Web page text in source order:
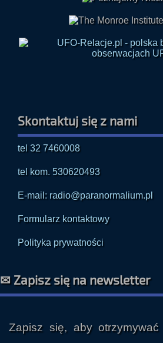
tel 32 7460008
tel kom. 530620493
E-mail: radio@paranormalium.pl
Formularz kontaktowy
Polityka prywatności
nowych audycjach i innych